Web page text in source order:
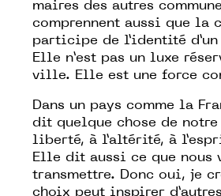
maires des autres
comprennent aussi que la
participe de l’identité
Elle n’est pas un luxe
ville. Elle est une force
Dans un pays comme la
dit quelque chose de
liberté, à l’altérité, à
Elle dit aussi ce que nous
transmettre. Donc oui, je
choix peut inspirer